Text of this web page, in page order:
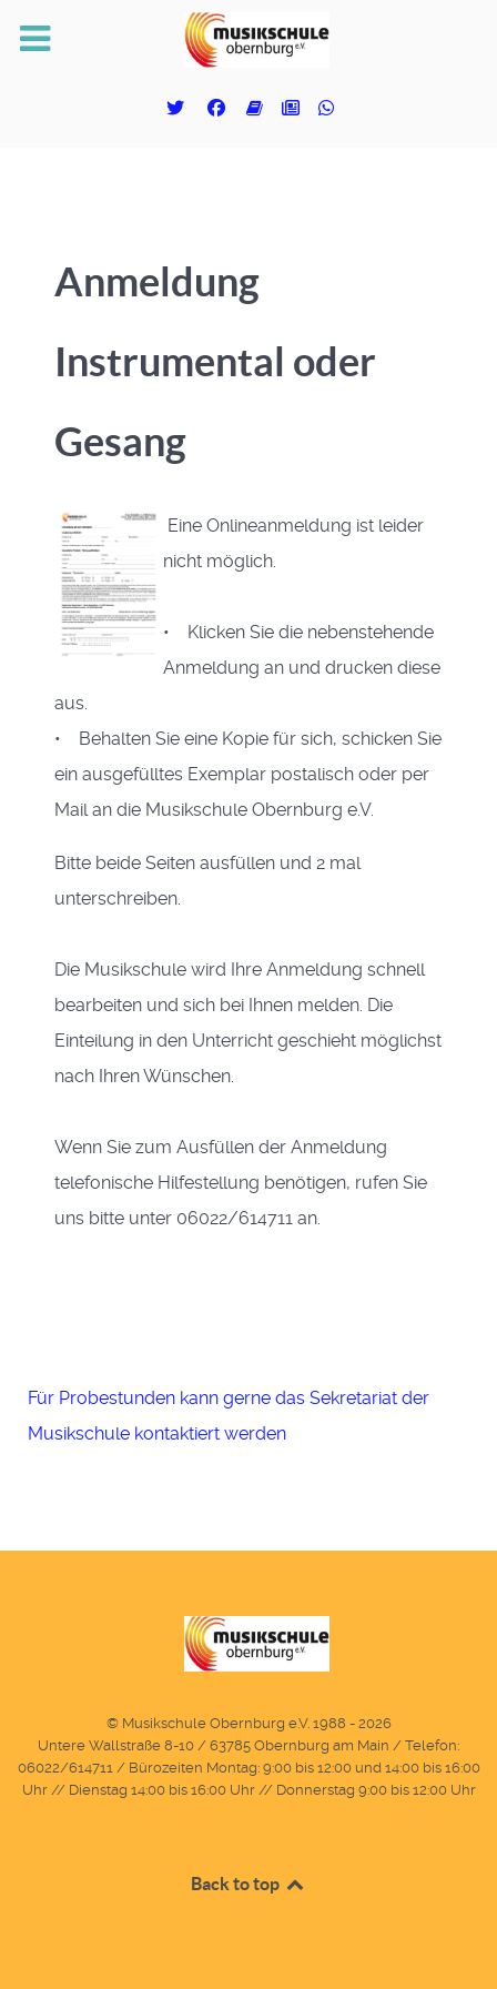
Anmeldung
Instrumental oder
Gesang
Eine Onlineanmeldung ist leider
nicht möglich.
• Klicken Sie die nebenstehende
Anmeldung an und drucken diese
aus.
• Behalten Sie eine Kopie für sich, schicken Sie
ein ausgefülltes Exemplar postalisch oder per
Mail an die Musikschule Obernburg e.V.
Bitte beide Seiten ausfüllen und 2 mal
unterschreiben.
Die Musikschule wird Ihre Anmeldung schnell
bearbeiten und sich bei Ihnen melden. Die
Einteilung in den Unterricht geschieht möglichst
nach Ihren Wünschen.
Wenn Sie zum Ausfüllen der Anmeldung
telefonische Hilfestellung benötigen, rufen Sie
uns bitte unter 06022/614711 an.
Für Probestunden kann gerne das Sekretariat der
Musikschule kontaktiert werden
© Musikschule Obernburg e.V. 1988 - 2026
Untere Wallstraße 8-10 / 63785 Obernburg am Main / Telefon:
06022/614711 / Bürozeiten Montag: 9:00 bis 12:00 und 14:00 bis 16:00
Uhr // Dienstag 14:00 bis 16:00 Uhr // Donnerstag 9:00 bis 12:00 Uhr
Back to top